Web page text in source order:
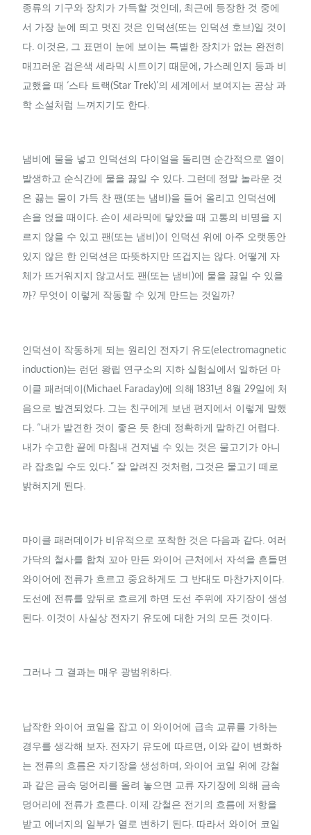
종류의 기구와 장치가 가득할 것인데, 최근에 등장한 것 중에
서 가장 눈에 띄고 멋진 것은 인덕션(또는 인덕션 호브)일 것이
다. 이것은, 그 표면이 눈에 보이는 특별한 장치가 없는 완전히
매끄러운 검은색 세라믹 시트이기 때문에, 가스레인지 등과 비
교했을 때 ‘스타 트랙(Star Trek)’의 세계에서 보여지는 공상 과
학 소설처럼 느껴지기도 한다.
냄비에 물을 넣고 인덕션의 다이얼을 돌리면 순간적으로 열이
발생하고 순식간에 물을 끓일 수 있다. 그런데 정말 놀라운 것
은 끓는 물이 가득 찬 팬(또는 냄비)을 들어 올리고 인덕션에
손을 얹을 때이다. 손이 세라믹에 닿았을 때 고통의 비명을 지
르지 않을 수 있고 팬(또는 냄비)이 인덕션 위에 아주 오랫동안
있지 않은 한 인덕션은 따뜻하지만 뜨겁지는 않다. 어떻게 자
체가 뜨거워지지 않고서도 팬(또는 냄비)에 물을 끓일 수 있을
까? 무엇이 이렇게 작동할 수 있게 만드는 것일까?
인덕션이 작동하게 되는 원리인 전자기 유도(electromagnetic
induction)는 런던 왕립 연구소의 지하 실험실에서 일하던 마
이클 패러데이(Michael Faraday)에 의해 1831년 8월 29일에 처
음으로 발견되었다. 그는 친구에게 보낸 편지에서 이렇게 말했
다. “내가 발견한 것이 좋은 듯 한데 정확하게 말하긴 어렵다.
내가 수고한 끝에 마침내 건져낼 수 있는 것은 물고기가 아니
라 잡초일 수도 있다.” 잘 알려진 것처럼, 그것은 물고기 떼로
밝혀지게 된다.
마이클 패러데이가 비유적으로 포착한 것은 다음과 같다. 여러
가닥의 철사를 합쳐 꼬아 만든 와이어 근처에서 자석을 흔들면
와이어에 전류가 흐르고 중요하게도 그 반대도 마찬가지이다.
도선에 전류를 앞뒤로 흐르게 하면 도선 주위에 자기장이 생성
된다. 이것이 사실상 전자기 유도에 대한 거의 모든 것이다.
그러나 그 결과는 매우 광범위하다.
납작한 와이어 코일을 잡고 이 와이어에 급속 교류를 가하는
경우를 생각해 보자. 전자기 유도에 따르면, 이와 같이 변화하
는 전류의 흐름은 자기장을 생성하며, 와이어 코일 위에 강철
과 같은 금속 덩어리를 올려 놓으면 교류 자기장에 의해 금속
덩어리에 전류가 흐른다. 이제 강철은 전기의 흐름에 저항을
받고 에너지의 일부가 열로 변하기 된다. 따라서 와이어 코일